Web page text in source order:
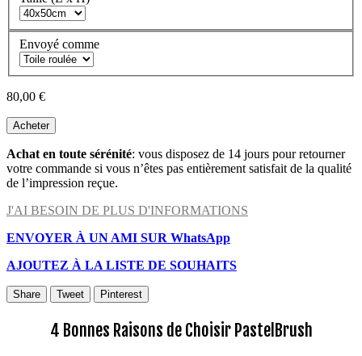
Envoyé comme
80,00 €
Acheter
Achat en toute sérénité: vous disposez de 14 jours pour retourner
votre commande si vous n’êtes pas entièrement satisfait de la qualité
de l’impression reçue.
J'AI BESOIN DE PLUS D'INFORMATIONS
ENVOYER À UN AMI SUR WhatsApp
AJOUTEZ À LA LISTE DE SOUHAITS
Share Tweet Pinterest
4 Bonnes Raisons de Choisir PastelBrush